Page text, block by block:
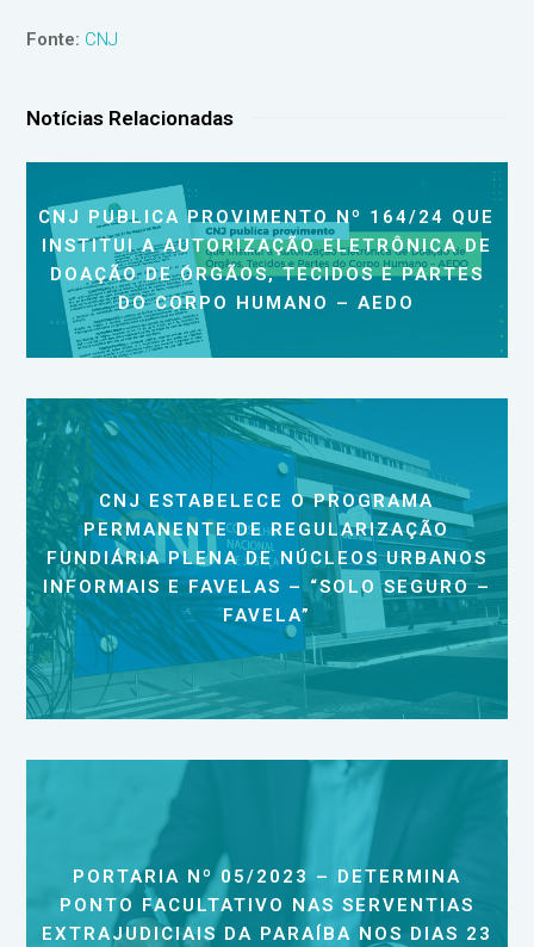
Fonte: CNJ
Notícias Relacionadas
CNJ PUBLICA PROVIMENTO Nº 164/24 QUE
INSTITUI A AUTORIZAÇÃO ELETRÔNICA DE
DOAÇÃO DE ÓRGÃOS, TECIDOS E PARTES
DO CORPO HUMANO – AEDO
CNJ ESTABELECE O PROGRAMA
PERMANENTE DE REGULARIZAÇÃO
FUNDIÁRIA PLENA DE NÚCLEOS URBANOS
INFORMAIS E FAVELAS – “SOLO SEGURO –
FAVELA”
PORTARIA Nº 05/2023 – DETERMINA
PONTO FACULTATIVO NAS SERVENTIAS
EXTRAJUDICIAIS DA PARAÍBA NOS DIAS 23